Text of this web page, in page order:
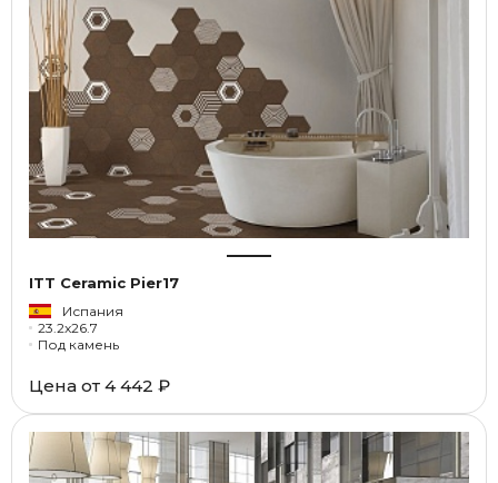
ITT Ceramic Pier17
Испания
23.2x26.7
Под камень
Цена от 4 442 ₽